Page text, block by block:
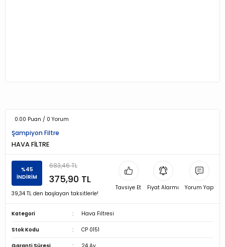
0.00 Puan / 0 Yorum
Şampiyon Filtre
HAVA FİLTRE
%45
İNDİRİM
683,46 TL
375,90 TL
39,34 TL den başlayan taksitlerle!
Tavsiye Et Fiyat Alarmı Yorum Yap
Kategori Hava Filtresi
Stok Kodu CP 0151